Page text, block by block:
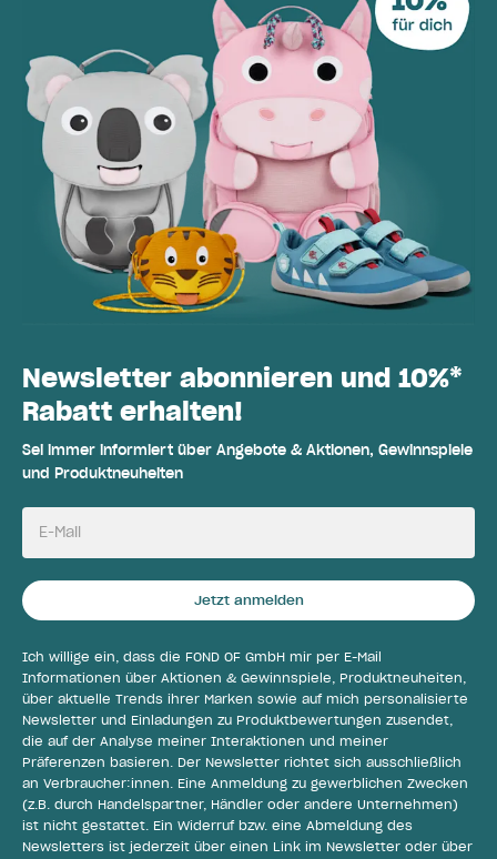
Newsletter abonnieren und 10%*
Rabatt erhalten!
Sei immer informiert über Angebote & Aktionen, Gewinnspiele
und Produktneuheiten
E-Mail
Jetzt anmelden
Ich willige ein, dass die FOND OF GmbH mir per E-Mail
Informationen über Aktionen & Gewinnspiele, Produktneuheiten,
über aktuelle Trends ihrer Marken sowie auf mich personalisierte
Newsletter und Einladungen zu Produktbewertungen zusendet,
die auf der Analyse meiner Interaktionen und meiner
Präferenzen basieren. Der Newsletter richtet sich ausschließlich
an Verbraucher:innen. Eine Anmeldung zu gewerblichen Zwecken
(z.B. durch Handelspartner, Händler oder andere Unternehmen)
ist nicht gestattet. Ein Widerruf bzw. eine Abmeldung des
Newsletters ist jederzeit über einen Link im Newsletter oder über